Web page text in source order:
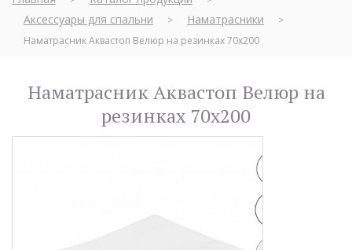
Аксессуары для спальни > Наматрасники
>
Наматрасник Аквастоп Велюр на резинках 70х200
Наматрасник Аквастоп Велюр на
резинках 70х200